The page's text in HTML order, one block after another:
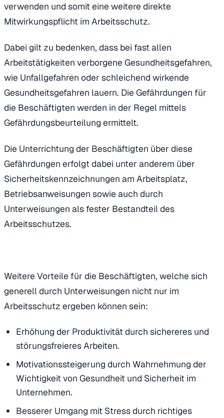
verwenden und somit eine weitere direkte
Mitwirkungspflicht im Arbeitsschutz.
Dabei gilt zu bedenken, dass bei fast allen
Arbeitstätigkeiten verborgene Gesundheitsgefahren,
wie Unfallgefahren oder schleichend wirkende
Gesundheitsgefahren lauern. Die Gefährdungen für
die Beschäftigten werden in der Regel mittels
Gefährdungsbeurteilung ermittelt.
Die Unterrichtung der Beschäftigten über diese
Gefährdungen erfolgt dabei unter anderem über
Sicherheitskennzeichnungen am Arbeitsplatz,
Betriebsanweisungen sowie auch durch
Unterweisungen als fester Bestandteil des
Arbeitsschutzes.
Weitere Vorteile für die Beschäftigten, welche sich
generell durch Unterweisungen nicht nur im
Arbeitsschutz ergeben können sein:
Erhöhung der Produktivität durch sichereres und
störungsfreieres Arbeiten.
Motivationssteigerung durch Wahrnehmung der
Wichtigkeit von Gesundheit und Sicherheit im
Unternehmen.
Besserer Umgang mit Stress durch richtiges